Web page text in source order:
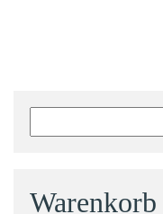
nach:
Warenkorb